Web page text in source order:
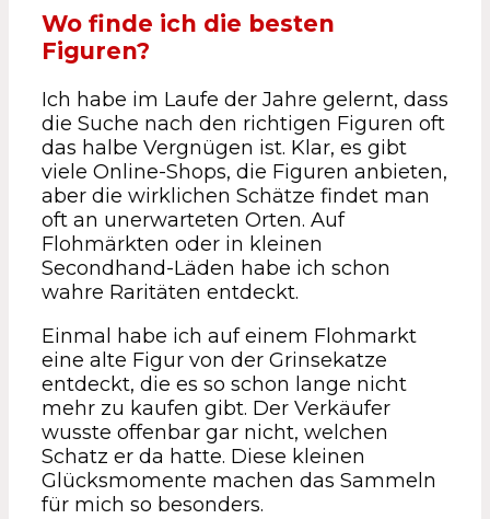
Wo finde ich die besten
Figuren?
Ich habe im Laufe der Jahre gelernt, dass
die Suche nach den richtigen Figuren oft
das halbe Vergnügen ist. Klar, es gibt
viele Online-Shops, die Figuren anbieten,
aber die wirklichen Schätze findet man
oft an unerwarteten Orten. Auf
Flohmärkten oder in kleinen
Secondhand-Läden habe ich schon
wahre Raritäten entdeckt.
Einmal habe ich auf einem Flohmarkt
eine alte Figur von der Grinsekatze
entdeckt, die es so schon lange nicht
mehr zu kaufen gibt. Der Verkäufer
wusste offenbar gar nicht, welchen
Schatz er da hatte. Diese kleinen
Glücksmomente machen das Sammeln
für mich so besonders.